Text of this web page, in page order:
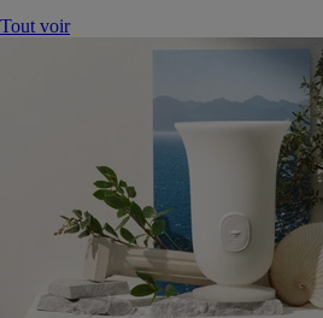
Tout voir